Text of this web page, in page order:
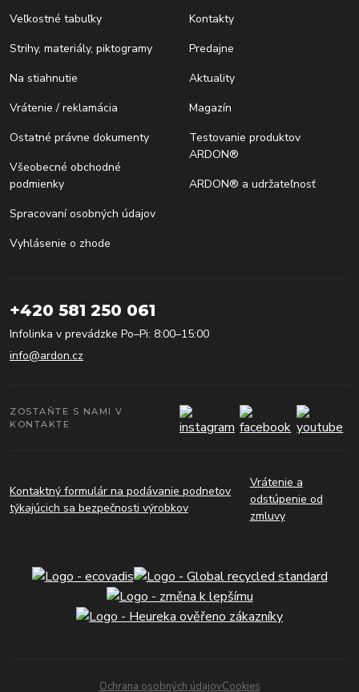
Veľkostné tabuľky
Strihy, materiály, piktogramy
Na stiahnutie
Vrátenie / reklamácia
Ostatné právne dokumenty
Všeobecné obchodné
podmienky
Spracovaní osobných údajov
Vyhlásenie o zhode
Kontakty
Predajne
Aktuality
Magazín
Testovanie produktov
ARDON®
ARDON® a udržateľnosť
+420 581 250 061
Infolinka v prevádzke Po–Pi: 8:00–15:00
info@ardon.cz
ZOSTAŇTE S NAMI V
KONTAKTE
Kontaktný formulár na podávanie podnetov
týkajúcich sa bezpečnosti výrobkov
Vrátenie a
odstúpenie od
zmluvy
Ochrana osobných údajovCookies